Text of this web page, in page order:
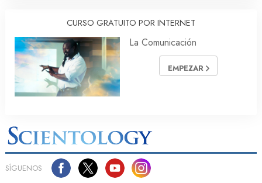
CURSO GRATUITO POR INTERNET
La Comunicación
EMPEZAR
SÍGUENOS